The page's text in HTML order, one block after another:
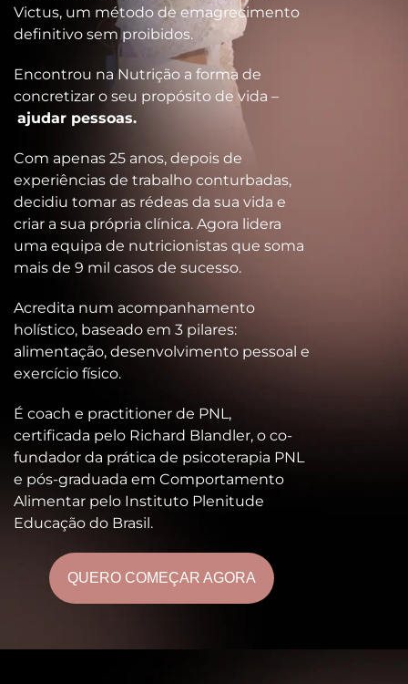
Victus, um método de emagrecimento
definitivo sem proibidos.
Encontrou na Nutrição a forma de
concretizar o seu propósito de vida –
ajudar pessoas.
Com apenas 25 anos, depois de
experiências de trabalho conturbadas,
decidiu tomar as rédeas da sua vida e
criar a sua própria clínica. Agora lidera
uma equipa de nutricionistas que soma
mais de 9 mil casos de sucesso.
Acredita num acompanhamento
holístico, baseado em 3 pilares:
alimentação, desenvolvimento pessoal e
exercício físico.
É coach e practitioner de PNL,
certificada pelo Richard Blandler, o co-
fundador da prática de psicoterapia PNL
e pós-graduada em Comportamento
Alimentar pelo Instituto Plenitude
Educação do Brasil.
QUERO COMEÇAR AGORA